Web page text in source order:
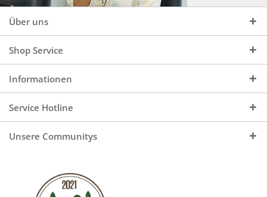
Über uns
Shop Service
Informationen
Service Hotline
Unsere Communitys